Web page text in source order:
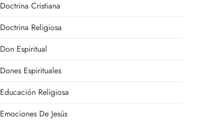
Doctrina Cristiana
Doctrina Religiosa
Don Espiritual
Dones Espirituales
Educación Religiosa
Emociones De Jesús